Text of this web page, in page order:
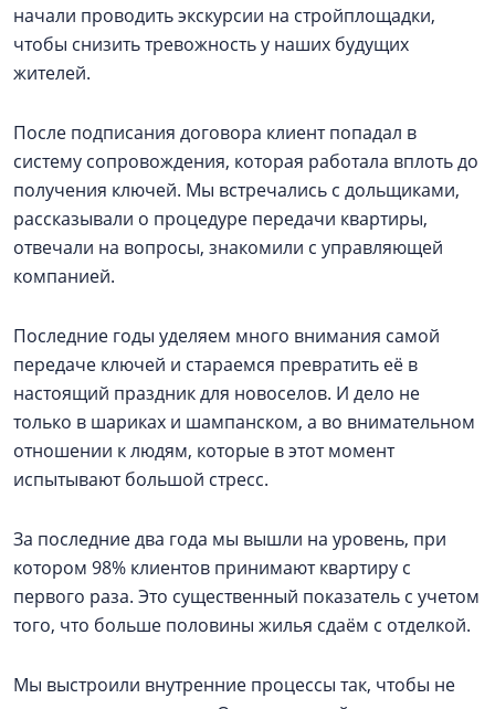
начали проводить экскурсии на стройплощадки,
чтобы снизить тревожность у наших будущих
жителей.
После подписания договора клиент попадал в
систему сопровождения, которая работала вплоть до
получения ключей. Мы встречались с дольщиками,
рассказывали о процедуре передачи квартиры,
отвечали на вопросы, знакомили с управляющей
компанией.
Последние годы уделяем много внимания самой
передаче ключей и стараемся превратить её в
настоящий праздник для новоселов. И дело не
только в шариках и шампанском, а во внимательном
отношении к людям, которые в этот момент
испытывают большой стресс.
За последние два года мы вышли на уровень, при
котором 98% клиентов принимают квартиру с
первого раза. Это существенный показатель с учетом
того, что больше половины жилья сдаём с отделкой.
Мы выстроили внутренние процессы так, чтобы не